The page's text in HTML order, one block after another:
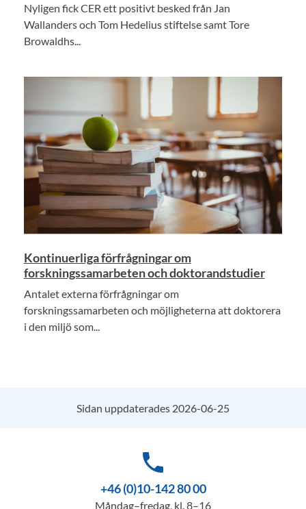
Nyligen fick CER ett positivt besked från Jan
Wallanders och Tom Hedelius stiftelse samt Tore
Browaldhs...
Kontinuerliga förfrågningar om
forskningssamarbeten och doktorandstudier
Antalet externa förfrågningar om
forskningssamarbeten och möjligheterna att doktorera
i den miljö som...
Sidan uppdaterades 2026-06-25
phone
+46 (0)10-142 80 00
Måndag–fredag, kl. 8–16